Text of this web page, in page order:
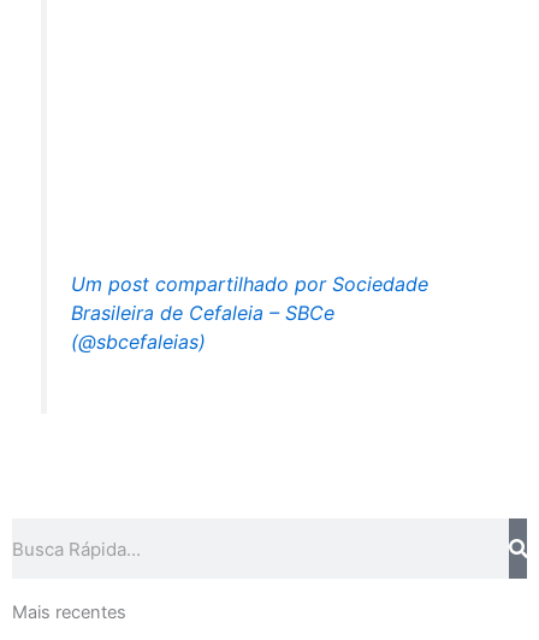
Um post compartilhado por Sociedade
Brasileira de Cefaleia – SBCe
(@sbcefaleias)
Mais recentes